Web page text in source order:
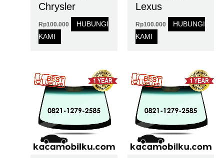
Chrysler
Rp100.000
HUBUNGI
KAMI
Lexus
Rp100.000
HUBUNGI
KAMI